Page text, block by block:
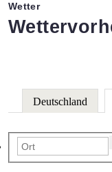
Wetter
:
Deutschland